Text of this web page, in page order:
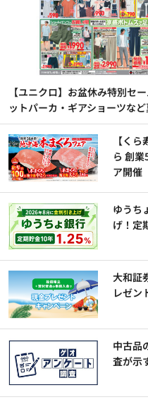
【ユニクロ】お盆休み特別セ
ットパーカ・ギアショーツな
【く
ら 創
ア開催
ゆうち
げ！定
大和証
レゼン
中古品
査が示